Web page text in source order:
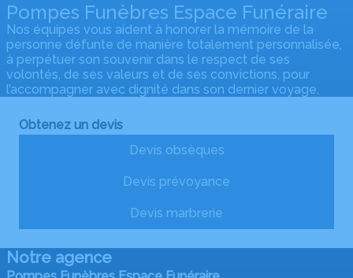
Pompes Funèbres Espace Funéraire
Nos équipes vous aident à honorer la mémoire de la
personne défunte de manière totalement personnalisée,
à perpétuer son souvenir dans le respect de ses
volontés, de ses valeurs et de ses convictions, pour
l’accompagner avec dignité dans son dernier voyage.
Obtenez un devis
Devis obsèques
Devis prévoyance
Devis marbrerie
Notre agence